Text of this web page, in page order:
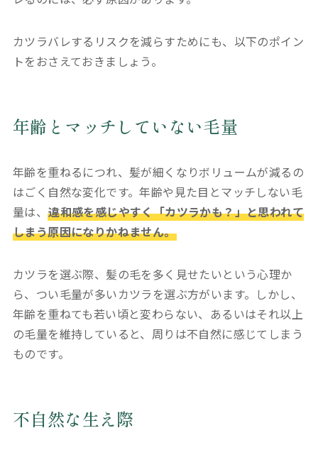
カツラバレするリスクを減らすためにも、以下のポイン
トをおさえておきましょう。
年齢とマッチしていない毛量
年齢を重ねるにつれ、髪が細くなりボリュームが減るの
はごく自然な変化です。年齢や見た目とマッチしない毛
量は、違和感を感じやすく「カツラかも？」と思われて
しまう原因になりかねません。
カツラを選ぶ際、髪の毛を多く見せたいという心理か
ら、つい毛量が多いカツラを選ぶ方がいます。しかし、
年齢を重ねても若い頃と変わらない、あるいはそれ以上
の毛量を維持していると、周りは不自然に感じてしまう
ものです。
不自然な生え際